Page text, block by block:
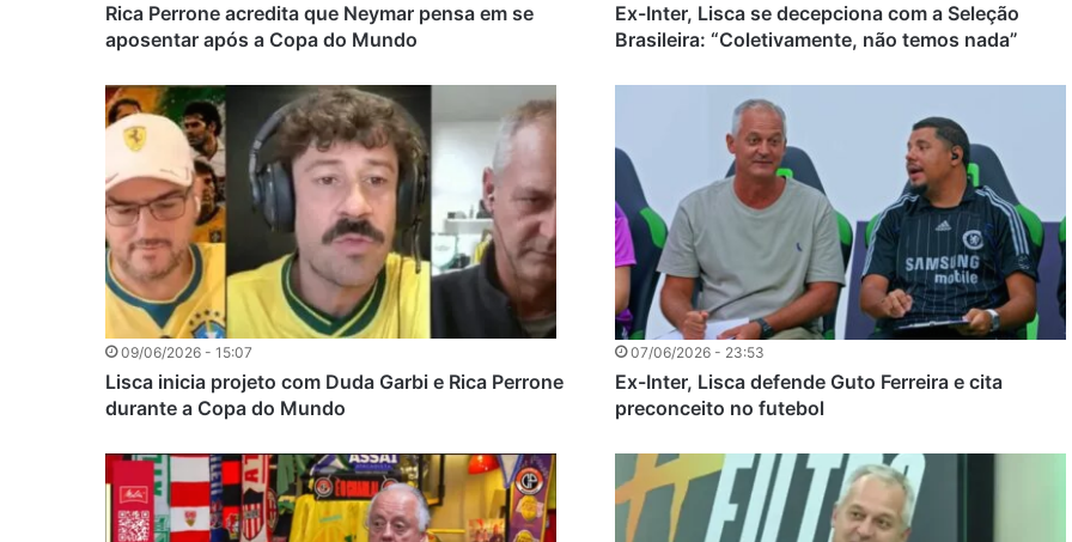
Rica Perrone acredita que Neymar pensa em se
aposentar após a Copa do Mundo
Ex-Inter, Lisca se decepciona com a Seleção
Brasileira: “Coletivamente, não temos nada”
09/06/2026 - 15:07
Lisca inicia projeto com Duda Garbi e Rica Perrone
durante a Copa do Mundo
07/06/2026 - 23:53
Ex-Inter, Lisca defende Guto Ferreira e cita
preconceito no futebol